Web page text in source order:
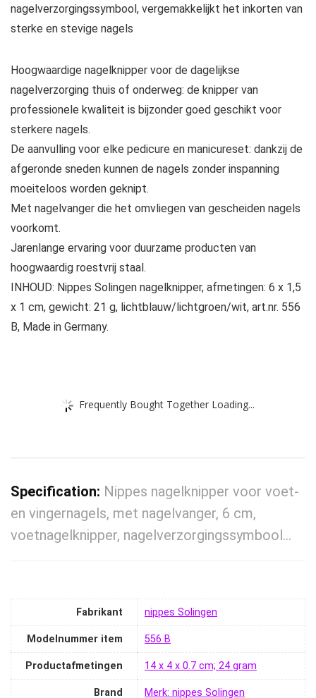
nagelverzorgingssymbool, vergemakkelijkt het inkorten van
sterke en stevige nagels
Hoogwaardige nagelknipper voor de dagelijkse
nagelverzorging thuis of onderweg: de knipper van
professionele kwaliteit is bijzonder goed geschikt voor
sterkere nagels.
De aanvulling voor elke pedicure en manicureset: dankzij de
afgeronde sneden kunnen de nagels zonder inspanning
moeiteloos worden geknipt.
Met nagelvanger die het omvliegen van gescheiden nagels
voorkomt.
Jarenlange ervaring voor duurzame producten van
hoogwaardig roestvrij staal.
INHOUD: Nippes Solingen nagelknipper, afmetingen: 6 x 1,5
x 1 cm, gewicht: 21 g, lichtblauw/lichtgroen/wit, art.nr. 556
B, Made in Germany.
Frequently Bought Together Loading...
Specification: Nippes nagelknipper voor voet-
en vingernagels, met nagelvanger, 6 cm,
voetnagelknipper, nagelverzorgingssymbool…
Fabrikant ‎nippes Solingen
Modelnummer item ‎556 B
Productafmetingen ‎14 x 4 x 0.7 cm; 24 gram
Brand Merk: nippes Solingen